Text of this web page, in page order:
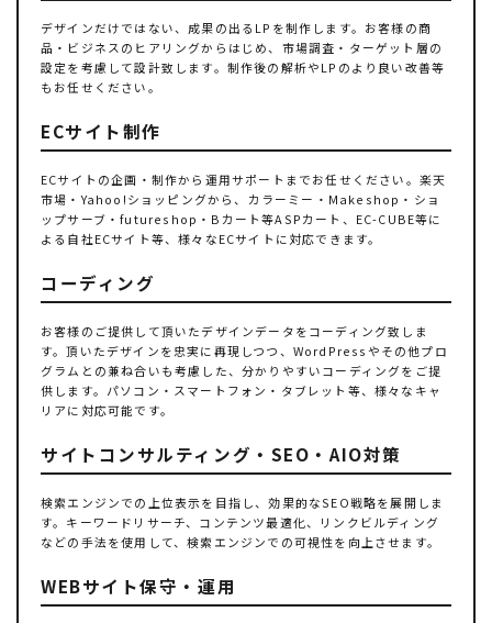
デザインだけではない、成果の出るLPを制作します。お客様の商
品・ビジネスのヒアリングからはじめ、市場調査・ターゲット層の
設定を考慮して設計致します。制作後の解析やLPのより良い改善等
もお任せください。
ECサイト制作
ECサイトの企画・制作から運用サポートまでお任せください。楽天
市場・Yahoo!ショッピングから、カラーミー・Makeshop・ショ
ップサーブ・futureshop・Bカート等ASPカート、EC-CUBE等に
よる自社ECサイト等、様々なECサイトに対応できます。
コーディング
お客様のご提供して頂いたデザインデータをコーディング致しま
す。頂いたデザインを忠実に再現しつつ、WordPressやその他プロ
グラムとの兼ね合いも考慮した、分かりやすいコーディングをご提
供します。パソコン・スマートフォン・タブレット等、様々なキャ
リアに対応可能です。
サイトコンサルティング・SEO・AIO対策
検索エンジンでの上位表示を目指し、効果的なSEO戦略を展開しま
す。キーワードリサーチ、コンテンツ最適化、リンクビルディング
などの手法を使用して、検索エンジンでの可視性を向上させます。
WEBサイト保守・運用